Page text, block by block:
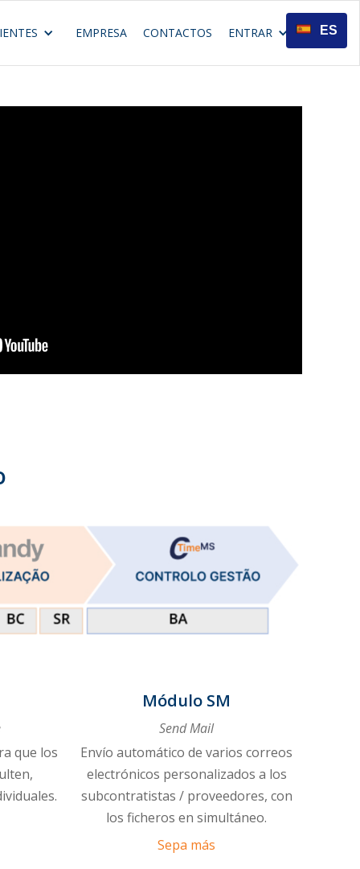
EMPRESA CONTACTOS ENTRAR
que los
Módulo SM
Send Mail
Envío automático de varios correos
electrónicos personalizados a los
subcontratistas / proveedores, con
los ficheros en simultáneo.
Sepa más
ES